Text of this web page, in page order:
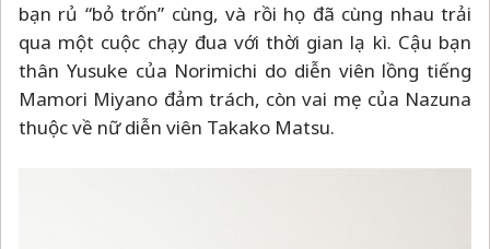
bạn rủ “bỏ trốn” cùng, và rồi họ đã cùng nhau trải
qua một cuộc chạy đua với thời gian lạ kì. Cậu bạn
thân Yusuke của Norimichi do diễn viên lồng tiếng
Mamori Miyano đảm trách, còn vai mẹ của Nazuna
thuộc về nữ diễn viên Takako Matsu.